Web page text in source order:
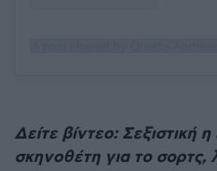
Δείτε βίντεο: Σεξιστική
σκηνοθέτη για το σορτς,